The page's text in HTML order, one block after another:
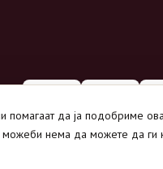
да ја подобриме
нема да можете да ги